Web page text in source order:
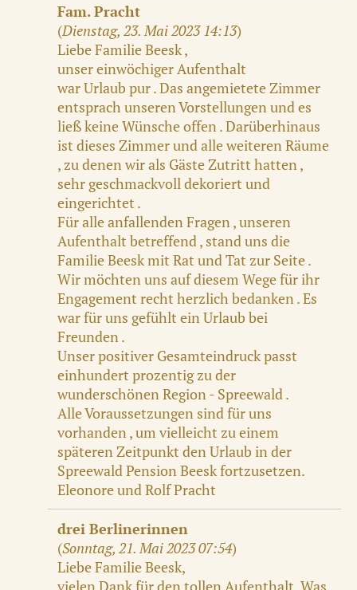
Fam. Pracht
(Dienstag, 23. Mai 2023 14:13)
Liebe Familie Beesk ,
unser einwöchiger Aufenthalt
war Urlaub pur . Das angemietete Zimmer
entsprach unseren Vorstellungen und es
ließ keine Wünsche offen . Darüberhinaus
ist dieses Zimmer und alle weiteren Räume
, zu denen wir als Gäste Zutritt hatten ,
sehr geschmackvoll dekoriert und
eingerichtet .
Für alle anfallenden Fragen , unseren
Aufenthalt betreffend , stand uns die
Familie Beesk mit Rat und Tat zur Seite .
Wir möchten uns auf diesem Wege für ihr
Engagement recht herzlich bedanken . Es
war für uns gefühlt ein Urlaub bei
Freunden .
Unser positiver Gesamteindruck passt
einhundert prozentig zu der
wunderschönen Region - Spreewald .
Alle Voraussetzungen sind für uns
vorhanden , um vielleicht zu einem
späteren Zeitpunkt den Urlaub in der
Spreewald Pension Beesk fortzusetzen.
Eleonore und Rolf Pracht
drei Berlinerinnen
(Sonntag, 21. Mai 2023 07:54)
Liebe Familie Beesk,
vielen Dank für den tollen Aufenthalt. Was